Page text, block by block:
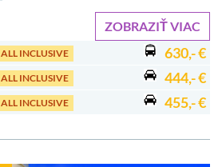
ZOBRAZIŤ VIAC
ALL INCLUSIVE 630,- €
ALL INCLUSIVE 444,- €
ALL INCLUSIVE 455,- €